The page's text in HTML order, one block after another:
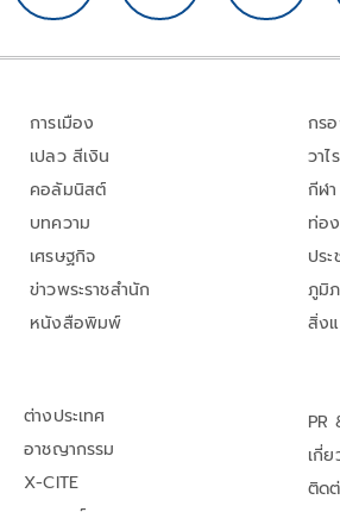
การเมือง
เปลว สีเงิน
คอลัมนิสต์
บทความ
เศรษฐกิจ
ข่าวพระราชสำนัก
หนังสือพิมพ์
กร
วาไ
กีฬา
ท่อ
ปร
ภูมิ
สิ่ง
ต่างประเทศ
อาชญากรรม
X-CITE
PR
เกี่ย
ติด